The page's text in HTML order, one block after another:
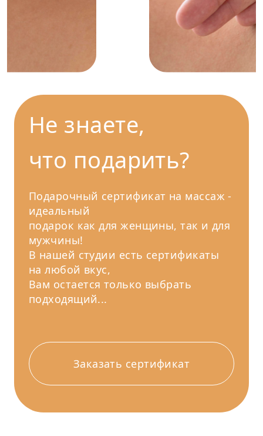
Не знаете,
что подарить?
Подарочный сертификат на массаж -
идеальный
подарок как для женщины, так и для
мужчины!
В нашей студии есть сертификаты
на любой вкус,
Вам остается только выбрать
подходящий...
Заказать сертификат